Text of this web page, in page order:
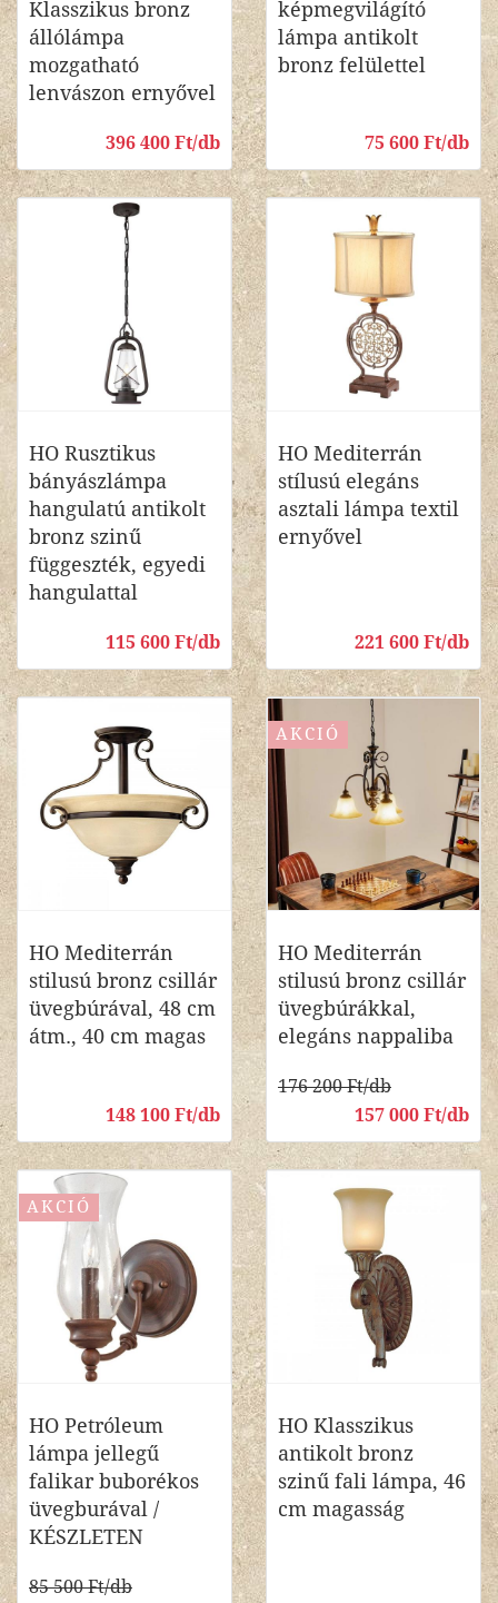
Klasszikus bronz
állólámpa
mozgatható
lenvászon ernyővel
396 400 Ft/db
képmegvilágító
lámpa antikolt
bronz felülettel
75 600 Ft/db
HO Rusztikus
bányászlámpa
hangulatú antikolt
bronz szinű
függeszték, egyedi
hangulattal
115 600 Ft/db
HO Mediterrán
stílusú elegáns
asztali lámpa textil
ernyővel
221 600 Ft/db
HO Mediterrán
stilusú bronz csillár
üvegbúrával, 48 cm
átm., 40 cm magas
148 100 Ft/db
AKCIÓ
HO Mediterrán
stilusú bronz csillár
üvegbúrákkal,
elegáns nappaliba
176 200 Ft/db
157 000 Ft/db
AKCIÓ
HO Petróleum
lámpa jellegű
falikar buborékos
üvegburával /
KÉSZLETEN
85 500 Ft/db
HO Klasszikus
antikolt bronz
szinű fali lámpa, 46
cm magasság